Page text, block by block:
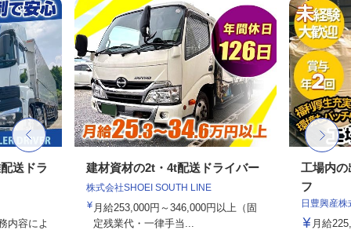
送ドラ
内容によ
建材資材の2t・4t配送ドライバー
株式会社SHOEI SOUTH LINE
月給253,000円～346,000円以上（固
定残業代・一律手当...
工場内の
フ
日豊興産株
月給